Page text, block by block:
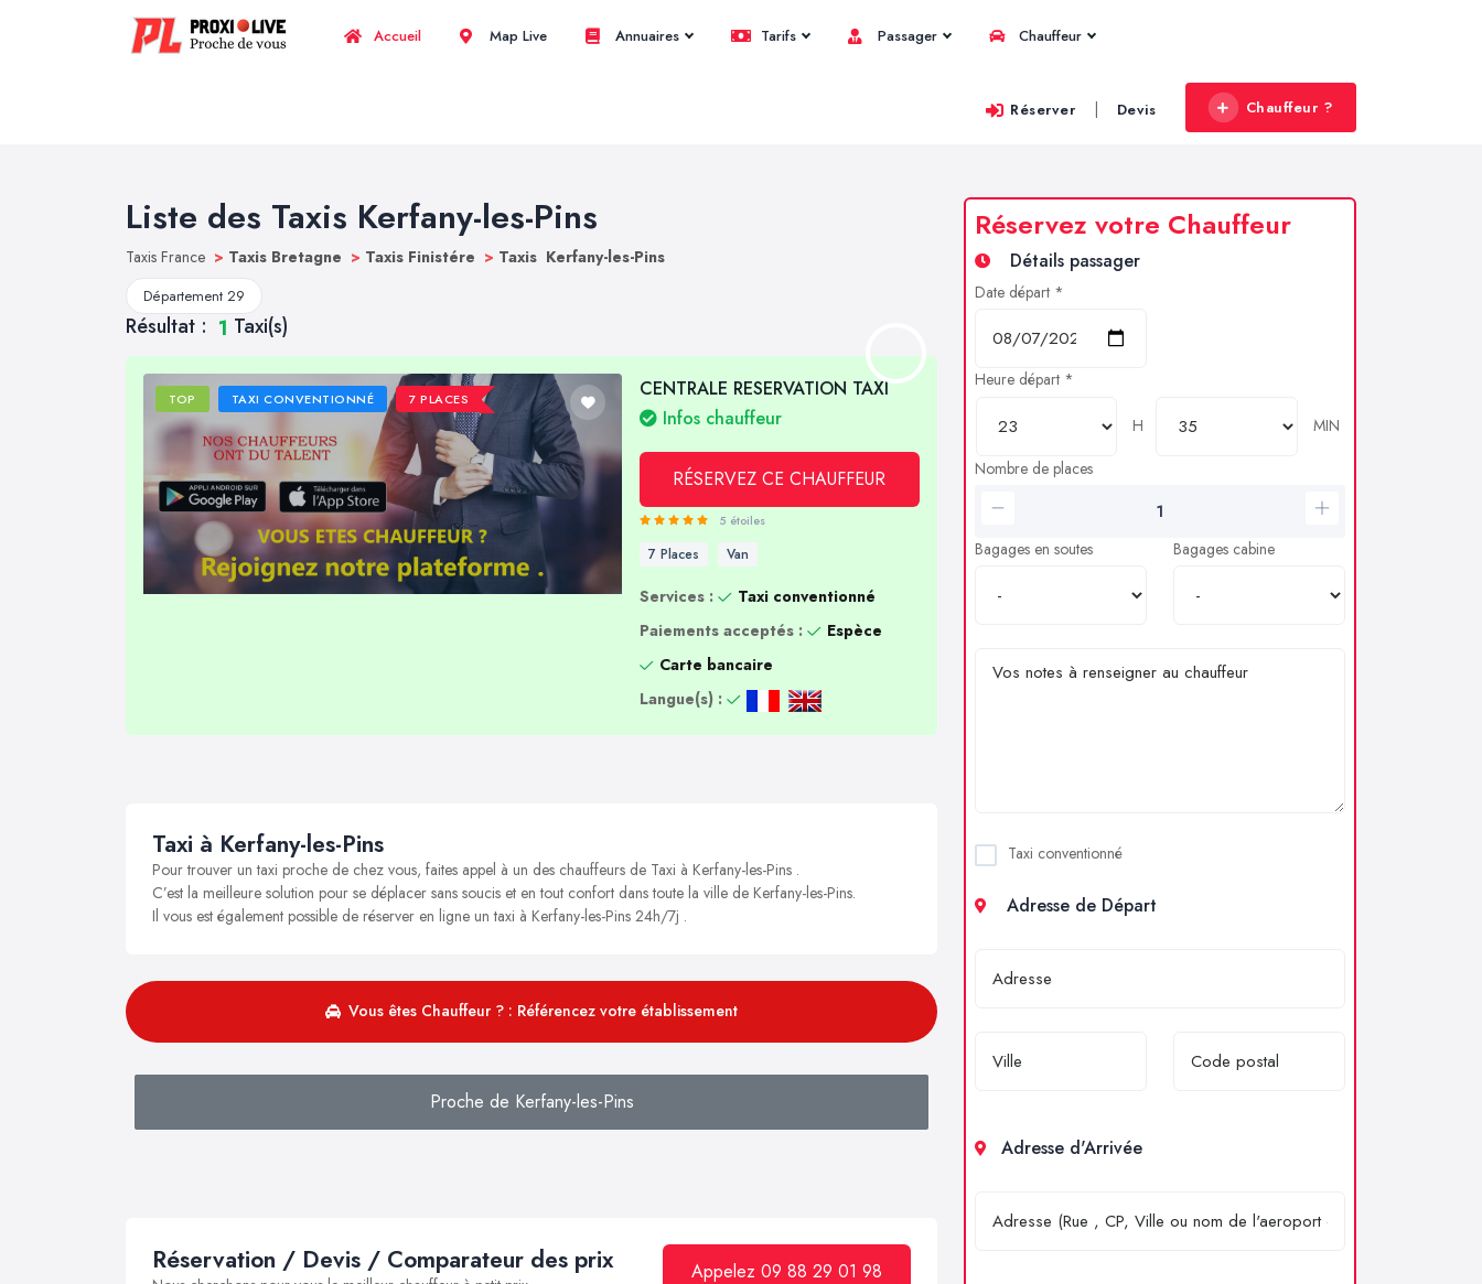
Accueil Map Live Annuaires Tarifs Passager Chauffeur
Réserver | Devis Chauffeur ?
Liste des Taxis Kerfany-les-Pins
Taxis France > Taxis Bretagne > Taxis Finistére > Taxis Kerfany-les-Pins
Département 29
Résultat : 1 Taxi(s)
TOP TAXI CONVENTIONNÉ 7 PLACES
CENTRALE RESERVATION TAXI
Infos chauffeur
RÉSERVEZ CE CHAUFFEUR
5 étoiles
7 Places Van
Services :
Taxi conventionné
Paiements acceptés :
Espèce
Carte bancaire
Langue(s) :
Taxi à Kerfany-les-Pins
Pour trouver un taxi proche de chez vous, faites appel à un des chauffeurs de Taxi à Kerfany-les-Pins .
C’est la meilleure solution pour se déplacer sans soucis et en tout confort dans toute la ville de Kerfany-les-Pins.
Il vous est également possible de réserver en ligne un taxi à Kerfany-les-Pins 24h/7j .
Vous êtes Chauffeur ? : Référencez votre établissement
Proche de Kerfany-les-Pins
Réservation / Devis / Comparateur des prix Appelez 09 88 29 01 98
Réservez votre Chauffeur
Détails passager
Date départ *
Heure départ *
H
MIN
Nombre de places
Bagages en soutes Bagages cabine
Taxi conventionné
Adresse de Départ
Adresse d'Arrivée